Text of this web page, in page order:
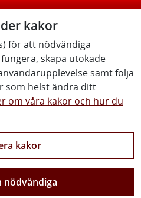
kakor
för att nödvändiga
skapa utökade
samt följa
som helst ändra ditt
om våra kakor och hur du
kakor
nödvändiga